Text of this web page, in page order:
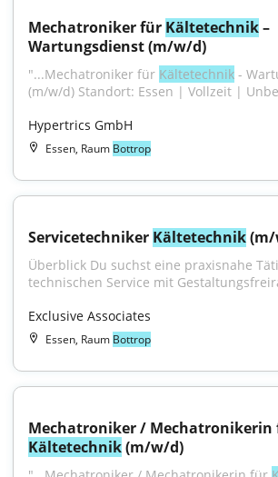
Mechatroniker für Kältetechnik –
Wartungsdienst (m/w/d)
"...Mechatroniker für Kältetechnik -
(m/w/d) Standort: Essen | Vollzeit |
Hypertrics GmbH
Essen, Raum Bottrop
Servicetechniker Kältetechnik (m/
Überblick Du suchst eine praxisnahe
technischen Service mit
Exclusive Associates
Essen, Raum Bottrop
Kältetechnik (m/w/d)